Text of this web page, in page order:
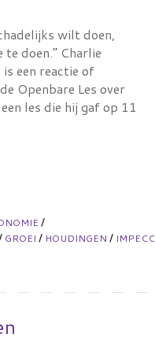
wilt doen,
doen.” Charlie
een reactie of
Openbare Les over
les die hij gaf op 11
/
GROEI / HOUDINGEN /